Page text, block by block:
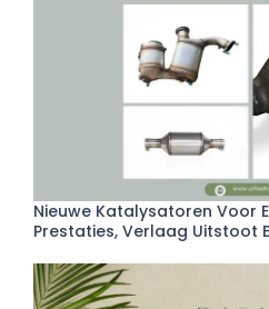
Nieuwe Katalysatoren Voor
Prestaties, Verlaag Uitstoot